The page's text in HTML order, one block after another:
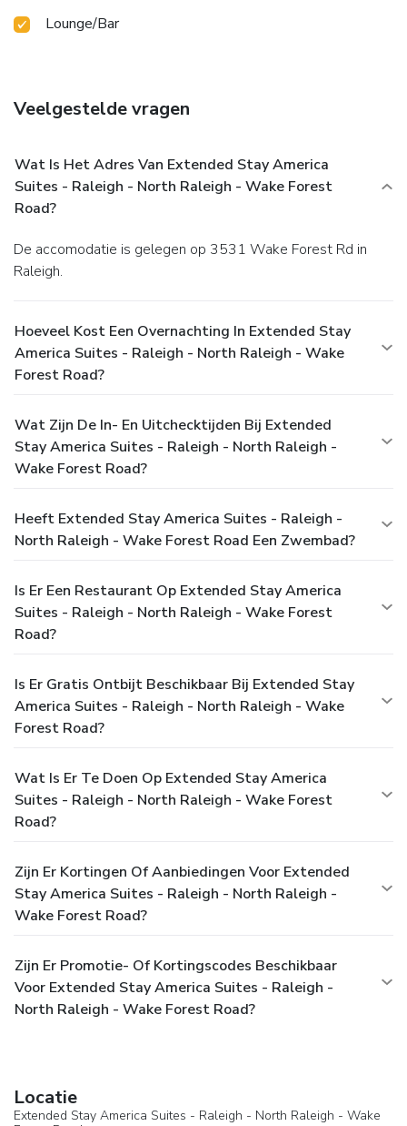
Lounge/Bar
Veelgestelde vragen
Wat Is Het Adres Van Extended Stay America
Suites - Raleigh - North Raleigh - Wake Forest
Road?
De accomodatie is gelegen op 3531 Wake Forest Rd in
Raleigh.
Hoeveel Kost Een Overnachting In Extended Stay
America Suites - Raleigh - North Raleigh - Wake
Forest Road?
Wat Zijn De In- En Uitchecktijden Bij Extended
Stay America Suites - Raleigh - North Raleigh -
Wake Forest Road?
Heeft Extended Stay America Suites - Raleigh -
North Raleigh - Wake Forest Road Een Zwembad?
Is Er Een Restaurant Op Extended Stay America
Suites - Raleigh - North Raleigh - Wake Forest
Road?
Is Er Gratis Ontbijt Beschikbaar Bij Extended Stay
America Suites - Raleigh - North Raleigh - Wake
Forest Road?
Wat Is Er Te Doen Op Extended Stay America
Suites - Raleigh - North Raleigh - Wake Forest
Road?
Zijn Er Kortingen Of Aanbiedingen Voor Extended
Stay America Suites - Raleigh - North Raleigh -
Wake Forest Road?
Zijn Er Promotie- Of Kortingscodes Beschikbaar
Voor Extended Stay America Suites - Raleigh -
North Raleigh - Wake Forest Road?
Locatie
Extended Stay America Suites - Raleigh - North Raleigh - Wake